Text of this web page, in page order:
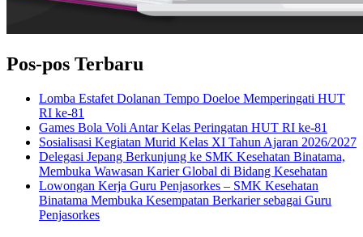
Pos-pos Terbaru
Lomba Estafet Dolanan Tempo Doeloe Memperingati HUT
RI ke-81
Games Bola Voli Antar Kelas Peringatan HUT RI ke-81
Sosialisasi Kegiatan Murid Kelas XI Tahun Ajaran 2026/2027
Delegasi Jepang Berkunjung ke SMK Kesehatan Binatama,
Membuka Wawasan Karier Global di Bidang Kesehatan
Lowongan Kerja Guru Penjasorkes – SMK Kesehatan
Binatama Membuka Kesempatan Berkarier sebagai Guru
Penjasorkes